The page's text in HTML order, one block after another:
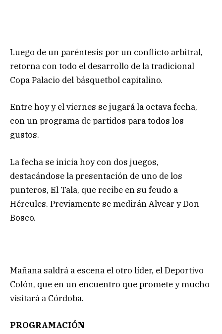
Luego de un paréntesis por un conflicto arbitral,
retorna con todo el desarrollo de la tradicional
Copa Palacio del básquetbol capitalino.
Entre hoy y el viernes se jugará la octava fecha,
con un programa de partidos para todos los
gustos.
La fecha se inicia hoy con dos juegos,
destacándose la presentación de uno de los
punteros, El Tala, que recibe en su feudo a
Hércules. Previamente se medirán Alvear y Don
Bosco.
Mañana saldrá a escena el otro líder, el Deportivo
Colón, que en un encuentro que promete y mucho
visitará a Córdoba.
PROGRAMACIÓN